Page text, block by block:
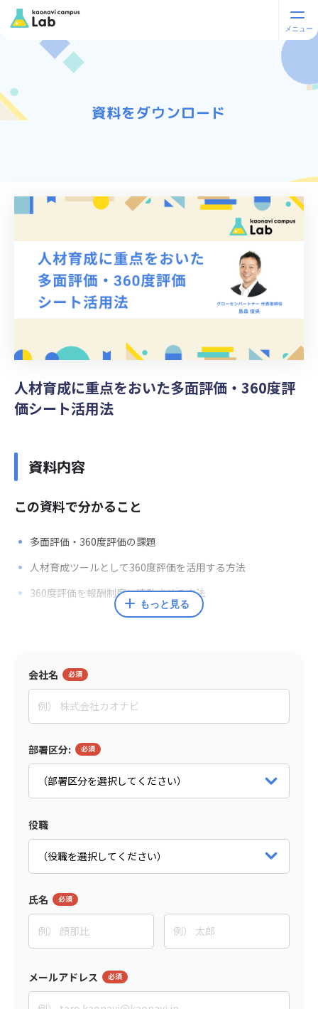
資料をダウンロード
人材育成に重点をおいた多面評価・360度評
価シート活用法
資料内容
この資料で分かること
多面評価・360度評価の課題
人材育成ツールとして360度評価を活用する方法
360度評価を報酬制度に連動させる方法
島森 俊央
グローセンパートナー
もっと見る
会社名
部署区分:
役職
氏名
メールアドレス